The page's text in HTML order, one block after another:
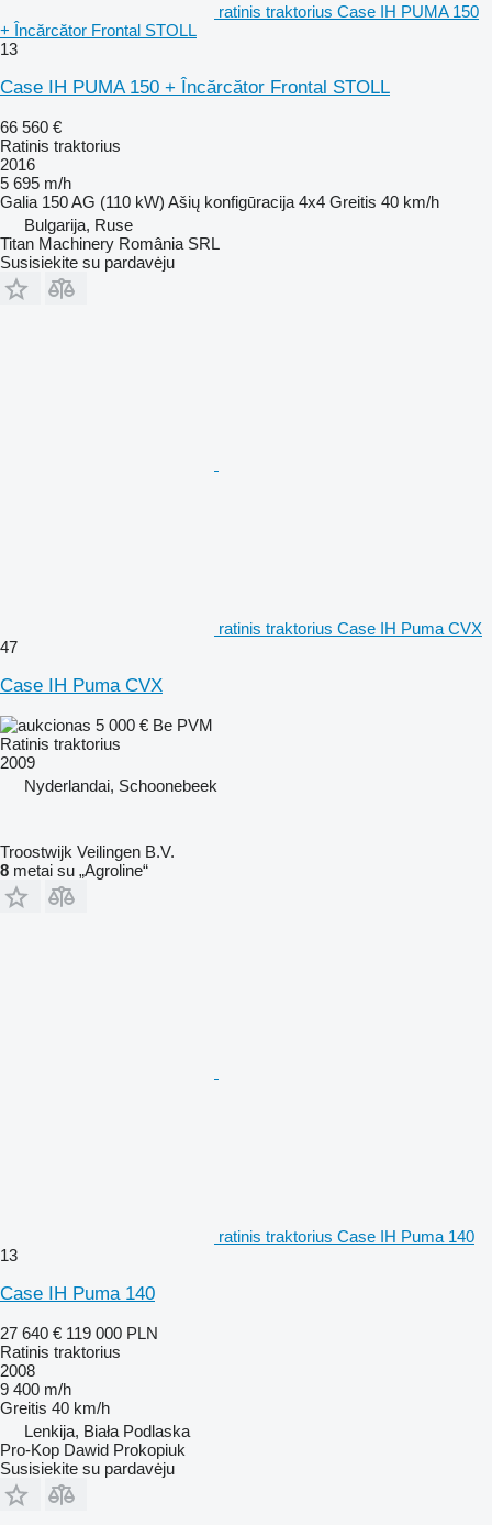
ratinis traktorius Case IH PUMA 150
+ Încărcător Frontal STOLL
13
Case IH PUMA 150 + Încărcător Frontal STOLL
66 560 €
Ratinis traktorius
2016
5 695 m/h
Galia 150 AG (110 kW) Ašių konfigūracija 4x4 Greitis 40 km/h
Bulgarija, Ruse
Titan Machinery România SRL
Susisiekite su pardavėju
ratinis traktorius Case IH Puma CVX
47
Case IH Puma CVX
5 000 € Be PVM
Ratinis traktorius
2009
Nyderlandai, Schoonebeek
Troostwijk Veilingen B.V.
8 metai su „Agroline“
ratinis traktorius Case IH Puma 140
13
Case IH Puma 140
27 640 € 119 000 PLN
Ratinis traktorius
2008
9 400 m/h
Greitis 40 km/h
Lenkija, Biała Podlaska
Pro-Kop Dawid Prokopiuk
Susisiekite su pardavėju